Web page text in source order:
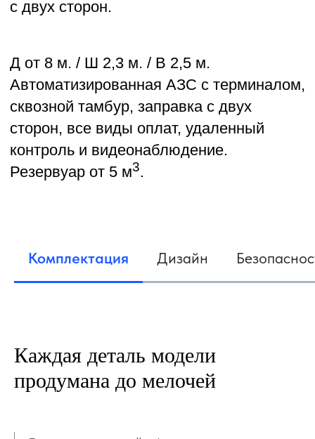
Соответствие СП 156.13130.2014
Управление через смартфон
Компактные размеры
Комплектация Дизайн
Каждая деталь модели
продумана до мелочей